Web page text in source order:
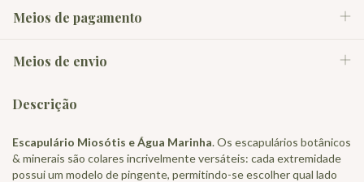
Meios de pagamento
Meios de envio
Descrição
Escapulário Miosótis e Água Marinha. Os escapulários botânicos
& minerais são colares incrivelmente versáteis: cada extremidade
possui um modelo de pingente, permitindo-se escolher qual lado